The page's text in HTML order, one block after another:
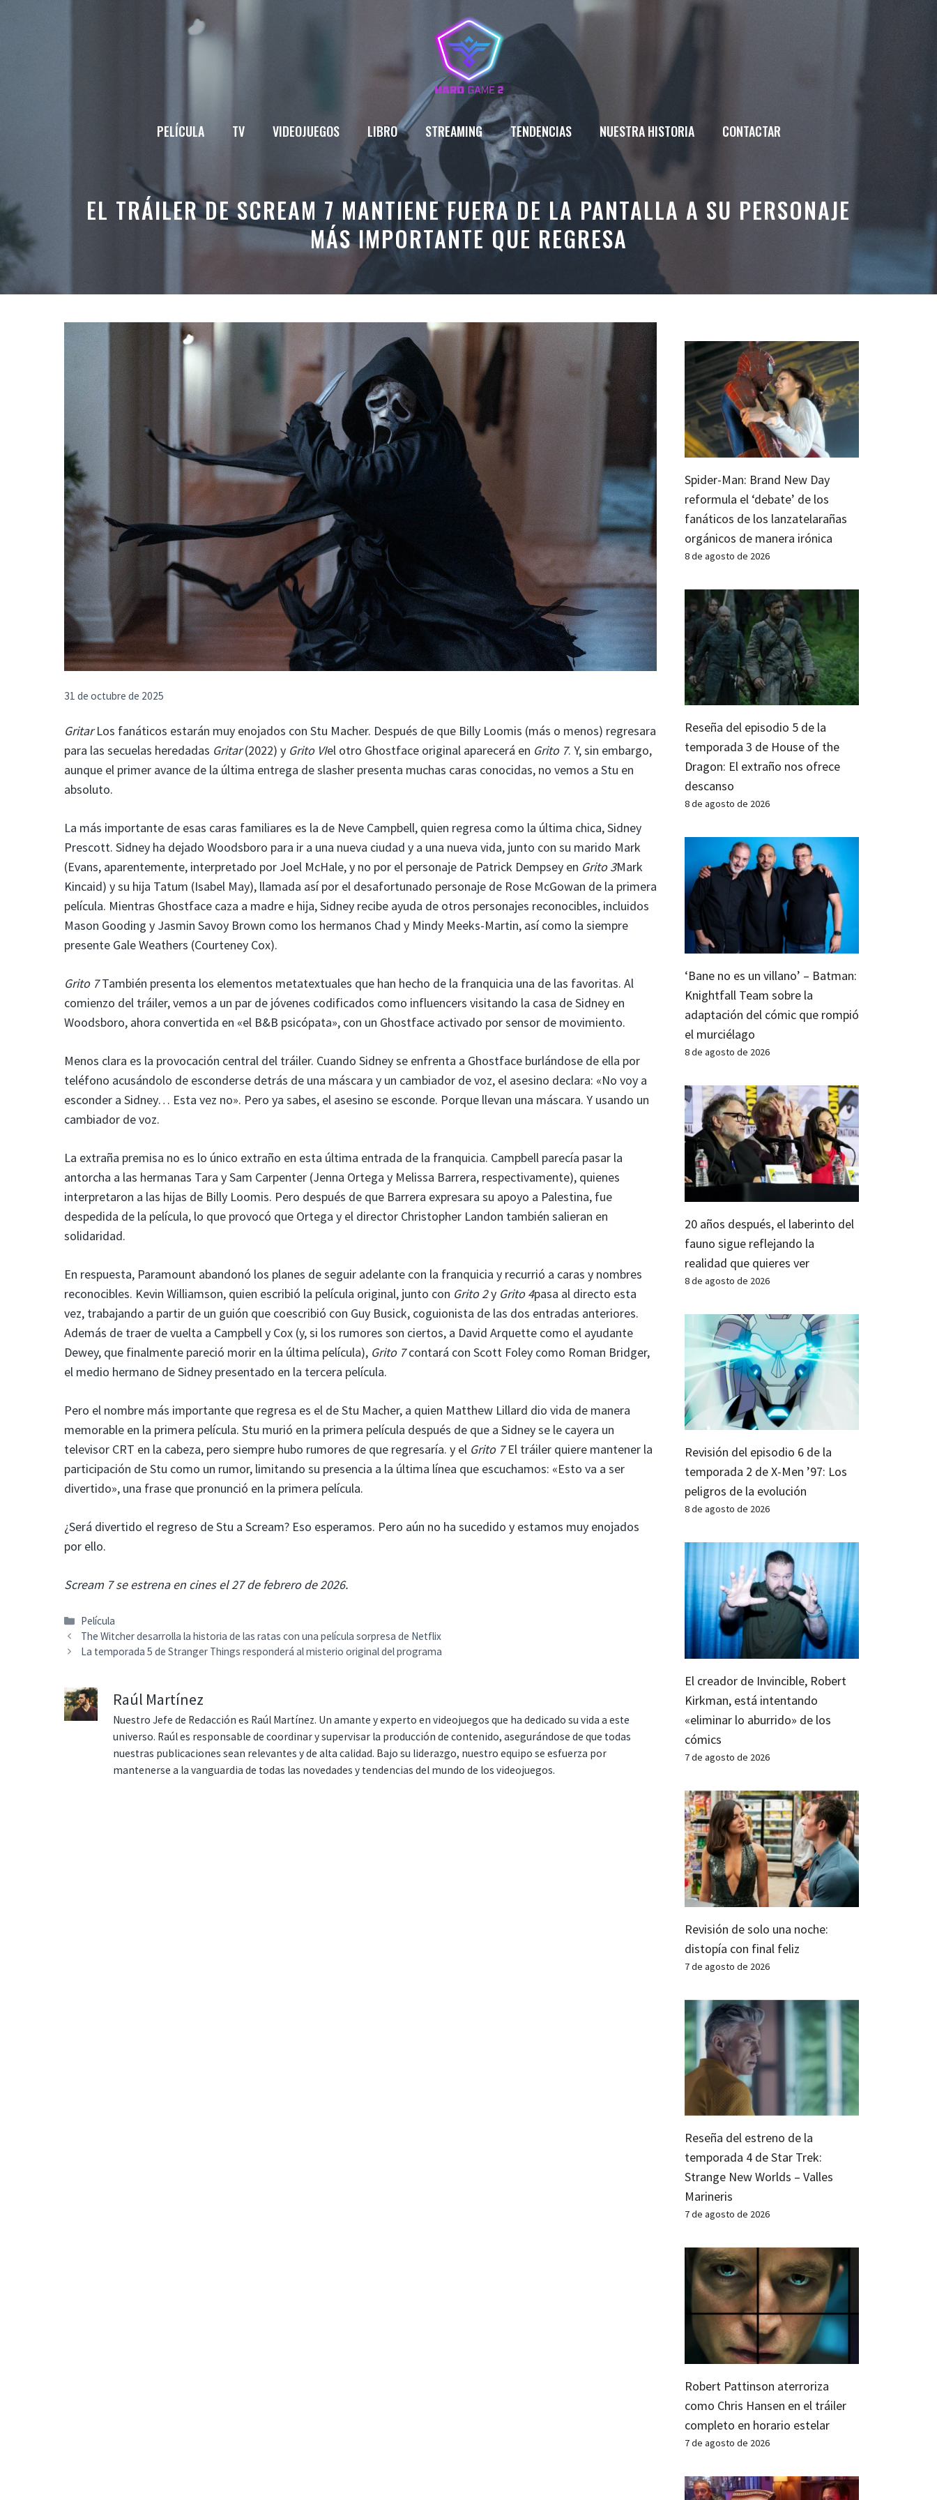
PELÍCULA TV VIDEOJUEGOS LIBRO STREAMING TENDENCIAS NUESTRA HISTORIA CONTACTAR
EL TRÁILER DE SCREAM 7 MANTIENE FUERA DE LA PANTALLA A SU PERSONAJE
MÁS IMPORTANTE QUE REGRESA
31 de octubre de 2025
GritarLos fanáticos estarán muy enojados con Stu Macher. Después de que Billy Loomis (más o menos) regresara
para las secuelas heredadas Gritar(2022) y Grito VIel otro Ghostface original aparecerá en Grito 7. Y, sin embargo,
aunque el primer avance de la última entrega de slasher presenta muchas caras conocidas, no vemos a Stu en
absoluto.
La más importante de esas caras familiares es la de Neve Campbell, quien regresa como la última chica, Sidney
Prescott. Sidney ha dejado Woodsboro para ir a una nueva ciudad y a una nueva vida, junto con su marido Mark
(Evans, aparentemente, interpretado por Joel McHale, y no por el personaje de Patrick Dempsey en Grito 3Mark
Kincaid) y su hija Tatum (Isabel May), llamada así por el desafortunado personaje de Rose McGowan de la primera
película. Mientras Ghostface caza a madre e hija, Sidney recibe ayuda de otros personajes reconocibles, incluidos
Mason Gooding y Jasmin Savoy Brown como los hermanos Chad y Mindy Meeks-Martin, así como la siempre
presente Gale Weathers (Courteney Cox).
Grito 7También presenta los elementos metatextuales que han hecho de la franquicia una de las favoritas. Al
comienzo del tráiler, vemos a un par de jóvenes codificados como influencers visitando la casa de Sidney en
Woodsboro, ahora convertida en «el B&B psicópata», con un Ghostface activado por sensor de movimiento.
Menos clara es la provocación central del tráiler. Cuando Sidney se enfrenta a Ghostface burlándose de ella por
teléfono acusándolo de esconderse detrás de una máscara y un cambiador de voz, el asesino declara: «No voy a
esconder a Sidney… Esta vez no». Pero ya sabes, el asesino se esconde. Porque llevan una máscara. Y usando un
cambiador de voz.
La extraña premisa no es lo único extraño en esta última entrada de la franquicia. Campbell parecía pasar la
antorcha a las hermanas Tara y Sam Carpenter (Jenna Ortega y Melissa Barrera, respectivamente), quienes
interpretaron a las hijas de Billy Loomis. Pero después de que Barrera expresara su apoyo a Palestina, fue
despedida de la película, lo que provocó que Ortega y el director Christopher Landon también salieran en
solidaridad.
En respuesta, Paramount abandonó los planes de seguir adelante con la franquicia y recurrió a caras y nombres
reconocibles. Kevin Williamson, quien escribió la película original, junto con Grito 2y Grito 4pasa al directo esta
vez, trabajando a partir de un guión que coescribió con Guy Busick, coguionista de las dos entradas anteriores.
Además de traer de vuelta a Campbell y Cox (y, si los rumores son ciertos, a David Arquette como el ayudante
Dewey, que finalmente pareció morir en la última película), Grito 7contará con Scott Foley como Roman Bridger,
el medio hermano de Sidney presentado en la tercera película.
Pero el nombre más importante que regresa es el de Stu Macher, a quien Matthew Lillard dio vida de manera
memorable en la primera película. Stu murió en la primera película después de que a Sidney se le cayera un
televisor CRT en la cabeza, pero siempre hubo rumores de que regresaría. y el Grito 7El tráiler quiere mantener la
participación de Stu como un rumor, limitando su presencia a la última línea que escuchamos: «Esto va a ser
divertido», una frase que pronunció en la primera película.
¿Será divertido el regreso de Stu a Scream? Eso esperamos. Pero aún no ha sucedido y estamos muy enojados
por ello.
Scream 7 se estrena en cines el 27 de febrero de 2026.
Categorías
Película
The Witcher desarrolla la historia de las ratas con una película sorpresa de Netflix
La temporada 5 de Stranger Things responderá al misterio original del programa
Raúl Martínez
Nuestro Jefe de Redacción es Raúl Martínez. Un amante y experto en videojuegos que ha dedicado su vida a este
universo. Raúl es responsable de coordinar y supervisar la producción de contenido, asegurándose de que todas
nuestras publicaciones sean relevantes y de alta calidad. Bajo su liderazgo, nuestro equipo se esfuerza por
mantenerse a la vanguardia de todas las novedades y tendencias del mundo de los videojuegos.
Spider-Man: Brand New Day
reformula el ‘debate’ de los
fanáticos de los lanzatelarañas
orgánicos de manera irónica
8 de agosto de 2026
Reseña del episodio 5 de la
temporada 3 de House of the
Dragon: El extraño nos ofrece
descanso
8 de agosto de 2026
‘Bane no es un villano’ – Batman:
Knightfall Team sobre la
adaptación del cómic que rompió
el murciélago
8 de agosto de 2026
20 años después, el laberinto del
fauno sigue reflejando la
realidad que quieres ver
8 de agosto de 2026
Revisión del episodio 6 de la
temporada 2 de X-Men ’97: Los
peligros de la evolución
8 de agosto de 2026
El creador de Invincible, Robert
Kirkman, está intentando
«eliminar lo aburrido» de los
cómics
7 de agosto de 2026
Revisión de solo una noche:
distopía con final feliz
7 de agosto de 2026
Reseña del estreno de la
temporada 4 de Star Trek:
Strange New Worlds – Valles
Marineris
7 de agosto de 2026
Robert Pattinson aterroriza
como Chris Hansen en el tráiler
completo en horario estelar
7 de agosto de 2026